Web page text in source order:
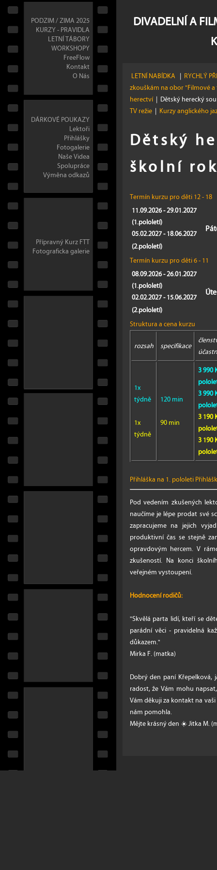
PODZIM / ZIMA 2025
KURZY - PRAVIDLA
LETNÍ TÁBORY
WORKSHOPY
FreeFlow
Kontakt
O Nás
DÁRKOVÉ POUKAZY
Lektoři
Přihlášky
Fotogalerie
Naše Videa
Spolupráce
Výměna odkazů
Přípravný Kurz FTT
Fotograficka galerie
DIVADELNÍ A
LETNÍ NABÍDKA | RYCHLÝ
zkouškám na obor "Filmové
herectví | Dětský herecký
TV režie | Kurzy anglického
Dětský
školní
Termín kurzu pro děti 12 - 18
11.09.2026 - 29.01.2027
(1.pololetí)
05.02.2027 - 18.06.2027
(2.pololetí)
Termín kurzu pro děti 6 - 11
08.09.2026 - 26.01.2027
(1.pololetí)
02.02.2027 - 15.06.2027
(2.pololetí)
Struktura a cena kurzu
rozsah
specifikace
1x
týdně
1x
týdně
120 min
90 min
3 990
3 990
3 190
3 190
Přihláška na 1. pololeti
Pod vedením zkušených
naučíme je lépe prodat své
zapracujeme na jejich
produktivní čas se stejně
opravdovým hercem. V
zkušeností. Na konci
veřejném vystoupení.
Hodnocení rodičů:
"Skvělá parta lidí, kteří se
parádní věci - pravidelná
důkazem."
Mirka F. (matka)
Dobrý den paní
radost, že Vám mohu
Vám děkuji za kontakt na
nám pomohla.
Mějte krásný den ☀️ Jitka M.